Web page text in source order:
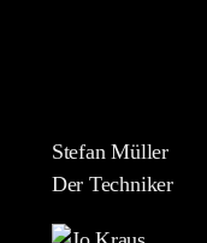
Stefan Müller
Der Techniker